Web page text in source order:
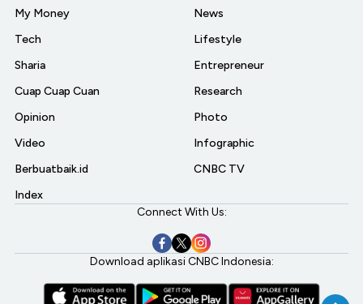
My Money
Tech
Sharia
Cuap Cuap Cuan
Opinion
Video
Berbuatbaik.id
Index
News
Lifestyle
Entrepreneur
Research
Photo
Infographic
CNBC TV
Connect With Us:
Download aplikasi CNBC Indonesia: